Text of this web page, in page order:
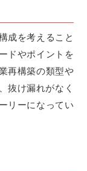
成を考えること
ドやポイントを
再構築の類型や
抜け漏れがなく
リーになってい